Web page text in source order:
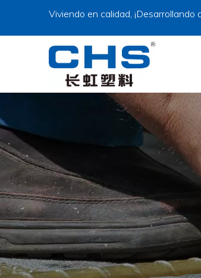
Viviendo en calidad, ¡Desarrollando